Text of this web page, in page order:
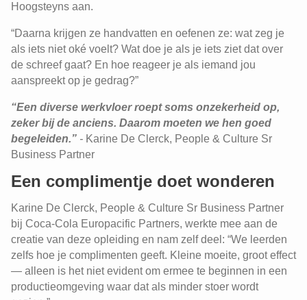
Hoogsteyns aan.
“Daarna krijgen ze handvatten en oefenen ze: wat zeg je
als iets niet oké voelt? Wat doe je als je iets ziet dat over
de schreef gaat? En hoe reageer je als iemand jou
aanspreekt op je gedrag?”
“Een diverse werkvloer roept soms onzekerheid op,
zeker bij de anciens. Daarom moeten we hen goed
begeleiden.” - Karine De Clerck, People & Culture Sr
Business Partner
Een complimentje doet wonderen
Karine De Clerck, People & Culture Sr Business Partner
bij Coca-Cola Europacific Partners, werkte mee aan de
creatie van deze opleiding en nam zelf deel: “We leerden
zelfs hoe je complimenten geeft. Kleine moeite, groot effect
— alleen is het niet evident om ermee te beginnen in een
productieomgeving waar dat als minder stoer wordt